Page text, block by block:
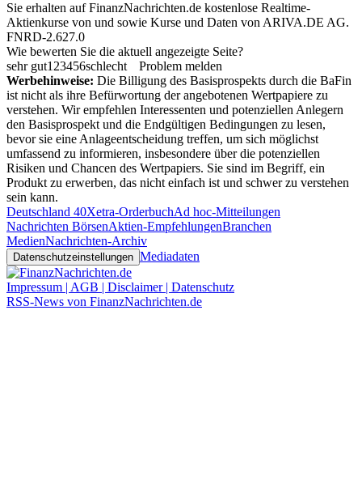
Sie erhalten auf FinanzNachrichten.de kostenlose Realtime-
Aktienkurse von und sowie Kurse und Daten von ARIVA.DE AG.
FNRD-2.627.0
Wie bewerten Sie die aktuell angezeigte Seite?
sehr gut1 23456schlecht
Problem melden
Werbehinweise: Die Billigung des Basisprospekts durch die BaFin
ist nicht als ihre Befürwortung der angebotenen Wertpapiere zu
verstehen. Wir empfehlen Interessenten und potenziellen Anlegern
den Basisprospekt und die Endgültigen Bedingungen zu lesen,
bevor sie eine Anlageentscheidung treffen, um sich möglichst
umfassend zu informieren, insbesondere über die potenziellen
Risiken und Chancen des Wertpapiers. Sie sind im Begriff, ein
Produkt zu erwerben, das nicht einfach ist und schwer zu verstehen
sein kann.
Deutschland 40Xetra-OrderbuchAd hoc-Mitteilungen
Nachrichten BörsenAktien-EmpfehlungenBranchen
MedienNachrichten-Archiv
Datenschutzeinstellungen Mediadaten
Impressum | AGB | Disclaimer | Datenschutz
RSS-News von FinanzNachrichten.de